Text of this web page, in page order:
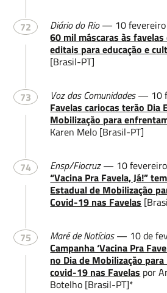
72 Diário do Rio— 10
60 mil máscaras às
editais para educação e
[Brasil-PT]
73 Voz das Comunidades— 10
Favelas cariocas terão Dia
Mobilização para
Karen Melo [Brasil-PT]
74 Ensp/Fiocruz— 10
“Vacina Pra Favela, Já!”
Estadual de Mobilização
Covid-19 nas Favelas
75 Maré de Notícias— 10 de
Campanha ‘Vacina Pra
no Dia de Mobilização
covid-19 nas Favelas por
Botelho [Brasil-PT]*